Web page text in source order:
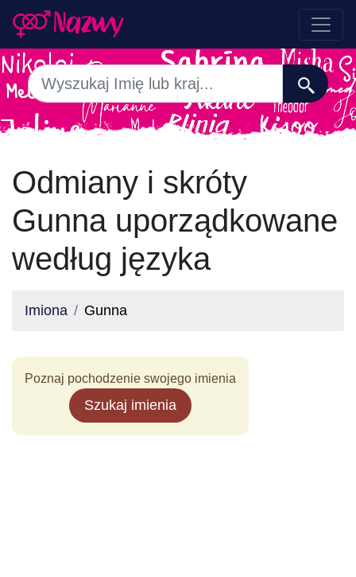
Odmiany i skróty
Gunna uporządkowane
według języka
Imiona Gunna
Poznaj pochodzenie swojego imienia
Szukaj imienia